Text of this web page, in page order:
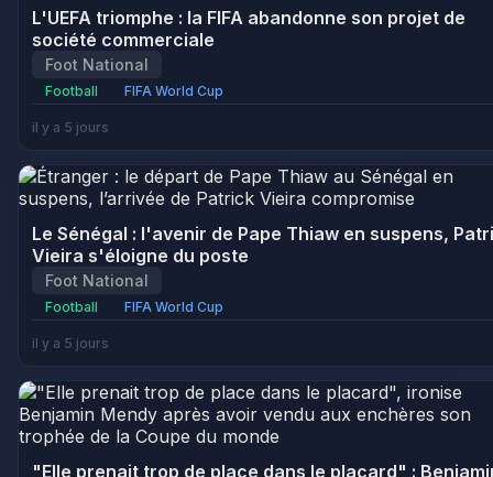
L'UEFA triomphe : la FIFA abandonne son projet de
société commerciale
Foot National
Football FIFA World Cup
il y a 5 jours
Le Sénégal : l'avenir de Pape Thiaw en suspens,
Vieira s'éloigne du poste
Foot National
Football FIFA World Cup
il y a 5 jours
"Elle prenait trop de place dans le placard" :